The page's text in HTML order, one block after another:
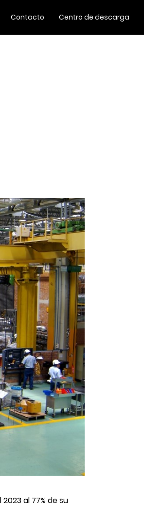
Contacto Centro de descarga
al 77% de su